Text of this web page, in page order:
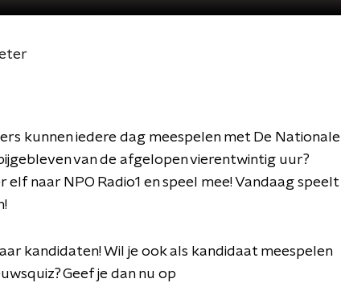
kunnen iedere dag meespelen met De Nationale
van de afgelopen vierentwintig uur?
naar NPO Radio1 en speel mee! Vandaag speelt
kandidaten! Wil je ook als kandidaat meespelen
Geef je dan nu op